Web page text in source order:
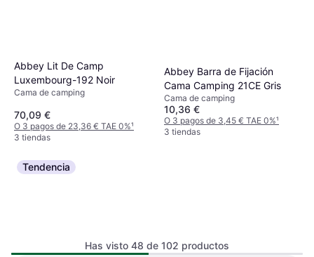
Abbey Lit De Camp
Luxembourg-192 Noir
Cama de camping
70,09 €
O 3 pagos de 23,36 € TAE 0%¹
3 tiendas
Abbey Barra de Fijación
Cama Camping 21CE Gris
Cama de camping
10,36 €
O 3 pagos de 3,45 € TAE 0%¹
3 tiendas
Tendencia
Coleman Cama PleglableHas visto 48 de 102 productos